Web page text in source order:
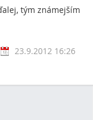
tým známejším
23.9.2012 16:26